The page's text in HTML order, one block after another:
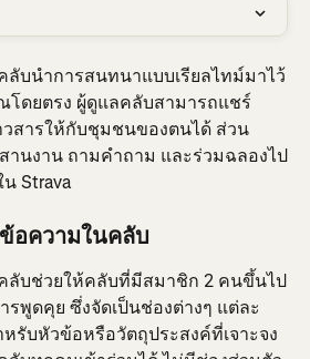
บนำการสนทนาแบบเรียลไทม์มาไว้
โดยตรง ผู้ดูแลคลับสามารถแชร์
สารให้กับชุมชนของตนได้ ส่วน
านงาน ถามคำถาม และร่วมฉลองไป
Strava
อความในคลับ
ลับช่วยให้คลับที่มีสมาชิก 2 คนขึ้นไป
พูดคุย ซึ่งจัดเป็นช่องต่างๆ แต่ละ
รับหัวข้อหรือวัตถุประสงค์ที่เจาะจง